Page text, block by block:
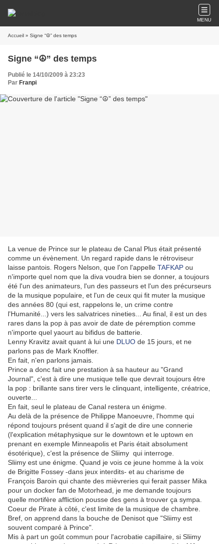
MENU
Accueil » Signe “☮” des temps
Signe “☮” des temps
Publié le 14/10/2009 à 23:23
Par Franpi
La venue de Prince sur le plateau de Canal Plus était présenté
comme un évènement. Un regard rapide dans le rétroviseur
laisse pantois. Rogers Nelson, que l'on l'appelle TAFKAP ou
n'importe quel nom que la diva voudra bien se donner, a toujours
été l'un des animateurs, l'un des passeurs et l'un des précurseurs
de la musique populaire, et l'un de ceux qui fit muter la musique
des années 80 (qui est, rappelons le, un crime contre
l'Humanité...) vers les salvatrices nineties... Au final, il est un des
rares dans la pop à pas avoir de date de péremption comme
n'importe quel yaourt au bifidus de batterie.
Lenny Kravitz avait quant à lui une DLUO de 15 jours, et ne
parlons pas de Mark Knoffler.
En fait, n'en parlons jamais.
Prince a donc fait une prestation à sa hauteur au "Grand
Journal", c'est à dire une musique telle que devrait toujours être
la pop : brillante sans tirer vers le clinquant, intelligente, créatrice,
ouverte...
En fait, seul le plateau de Canal restera un énigme.
Au delà de la présence de Philippe Manoeuvre, l'homme qui
répond toujours présent quand il s'agit de dire une connerie
(l'explication métaphysique sur le downtown et le uptown en
prenant en exemple Minneapolis et Paris était absolument
ésotérique), c'est la présence de Sliimy qui interroge.
Sliimy est une énigme. Quand je vois ce jeune homme à la voix
de Brigitte Fossey -dans jeux interdits- et au charisme de
François Baroin qui chante des mièvreries qui ferait passer Mika
pour un docker fan de Motorhead, je me demande toujours
quelle mortifère affliction pousse des gens à trouver ça sympa.
Coeur de Pirate à côté, c'est limite de la musique de chambre.
Bref, on apprend dans la bouche de Denisot que "Sliimy est
souvent comparé à Prince".
Mis à part un goût commun pour l'acrobatie capillaire, si Sliimy